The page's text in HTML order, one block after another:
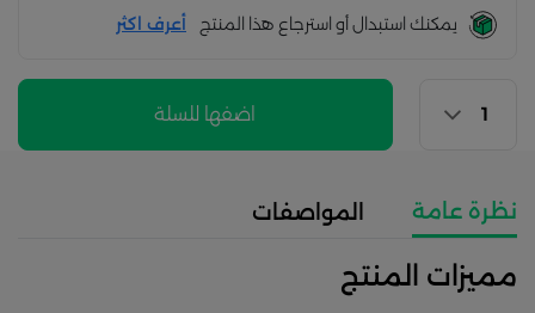
يمكنك استبدال أو استرجاع هذا المنتج أعرف اكثر
اضفها للسلة
نظرة عامة المواصفات
مميزات المنتج